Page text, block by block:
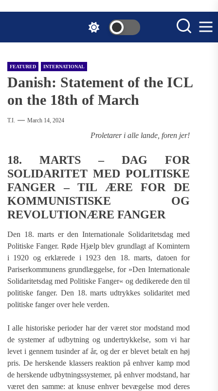
FEATURED INTERNATIONAL
Danish: Statement of the ICL
on the 18th of March
T.I. March 14, 2024
Proletarer i alle lande, foren jer!
18. MARTS – DAG FOR
SOLIDARITET MED POLITISKE
FANGER – TIL ÆRE FOR DE
KOMMUNISTISKE OG
REVOLUTIONÆRE FANGER
Den 18. marts er den Internationale Solidaritetsdag med
Politiske Fanger. Røde Hjælp blev grundlagt af Komintern
i 1920 og erklærede i 1923 den 18. marts, datoen for
Pariserkommunens grundlæggelse, for »Den Internationale
Solidaritetsdag med Politiske Fanger« og dedikerede den til
politiske fanger. Den 18. marts udtrykkes solidaritet med
politiske fanger over hele verden.
I alle historiske perioder har der været stor modstand mod
de systemer af udbytning og undertrykkelse, som vi har
levet i gennem tusinder af år, og der er blevet betalt en høj
pris. De herskende klassers reaktion på enhver kamp mod
de herskende udbytningssystemer, på enhver modstand, har
været den samme: at knuse enhver bevægelse mod deres